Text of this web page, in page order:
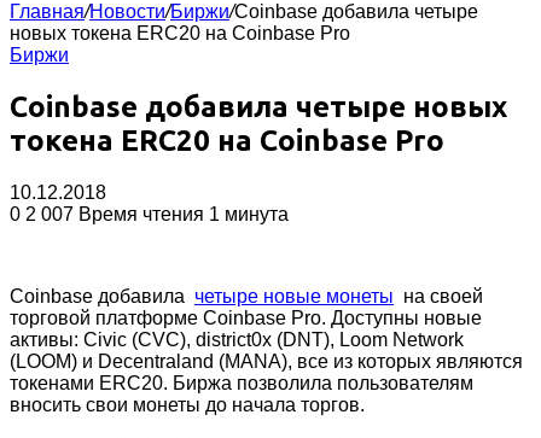
Главная/Новости/Биржи/Coinbase добавила четыре
новых токена ERC20 на Coinbase Pro
Биржи
Coinbase добавила четыре новых
токена ERC20 на Coinbase Pro
10.12.2018
0 2 007 Время чтения 1 минута
Coinbase добавила четыре новые монеты на своей
торговой платформе Coinbase Pro. Доступны новые
активы: Civic (CVC), district0x (DNT), Loom Network
(LOOM) и Decentraland (MANA), все из которых являются
токенами ERC20. Биржа позволила пользователям
вносить свои монеты до начала торгов.